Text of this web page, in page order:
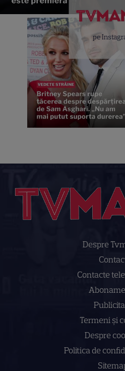
pe
Despre
Contacte
Termeni și
Despre
Politica de